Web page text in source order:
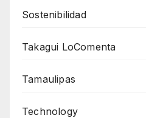
Sostenibilidad
Takagui LoComenta
Tamaulipas
Technology